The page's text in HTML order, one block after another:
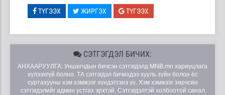
ТҮГЭЭХ ЖИРГЭХ ТҮГЭЭХ
СЭТГЭГДЭЛ БИЧИХ:
АНХААРУУЛГА: Уншигчдын бичсэн сэтгэгдэлд MNB.mn хариуцлага
хүлээхгүй болно. ТА сэтгэгдэл бичихдээ хууль зүйн болон ёс
суртахууны хэм хэмжээг хүндэтгэнэ үү. Хэм хэмжээг зөрчсөн
сэтгэгдэлийг админ устгах эрхтэй. Сэтгэгдэлтэй холбоотой санал